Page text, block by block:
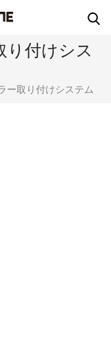
り付けシス
ー取り付けシステム